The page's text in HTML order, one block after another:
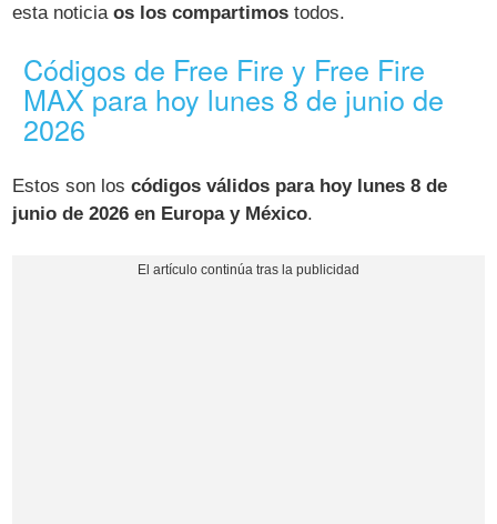
esta noticiaos los compartimos todos.
Códigos de Free Fire y Free Fire
MAX para hoy lunes 8 de junio de
2026
Estos son loscódigos válidos para hoy lunes 8 de
junio de 2026 en Europa y México.